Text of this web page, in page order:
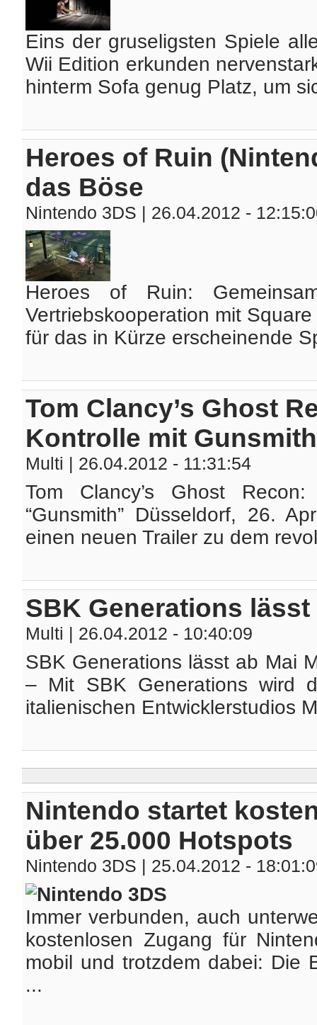
Eins der gruseligsten Spiele
Wii Edition erkunden
hinterm Sofa genug Platz, um
Heroes of Ruin
das Böse
Nintendo 3DS | 26.04.2012 -
Heroes of Ruin:
Vertriebskooperation mit
für das in Kürze erscheinende
Tom Clancy’s Ghost
Kontrolle mit Gunsmith
Multi | 26.04.2012 - 11:31:54
Tom Clancy’s Ghost
“Gunsmith” Düsseldorf, 26.
einen neuen Trailer zu dem
SBK Generations
Multi | 26.04.2012 - 10:40:09
SBK Generations lässt ab Mai
– Mit SBK Generations wird
italienischen Entwicklerstudios
Nintendo startet
über 25.000 Hotspots
Nintendo 3DS | 25.04.2012 -
Immer verbunden, auch
kostenlosen Zugang für
mobil und trotzdem dabei: Die
...